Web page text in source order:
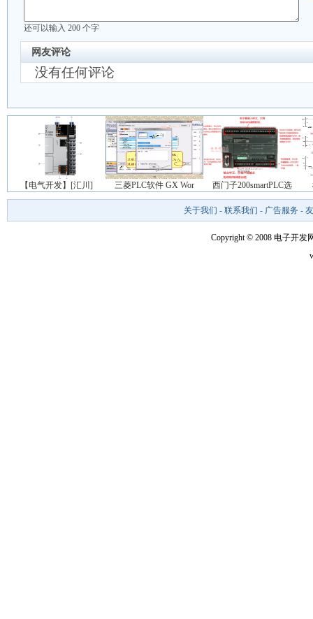
还可以输入 200 个字
网友评论
没有任何评论
【电气开发】[汇川] 三菱PLC软件 GX Wor 西门子200smartPLC选
关于我们 - 联系我们 - 广告服务 -
Copyright © 2008 电子开发